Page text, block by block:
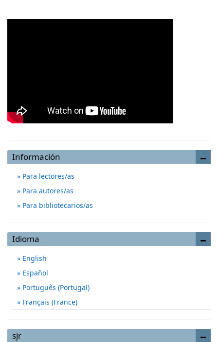
Información
Para lectores/as
Para autores/as
Para bibliotecarios/as
Idioma
English
Español
Português (Portugal)
Français (France)
sjr